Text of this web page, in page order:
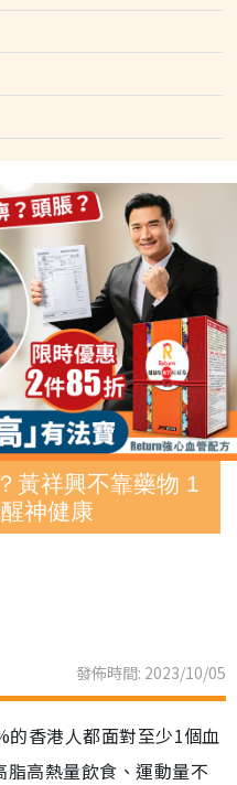
黃祥興不靠藥物 1
神健康
發佈時間: 2023/10/05
香港人都面對至少1個血
高熱量飲食、運動量不